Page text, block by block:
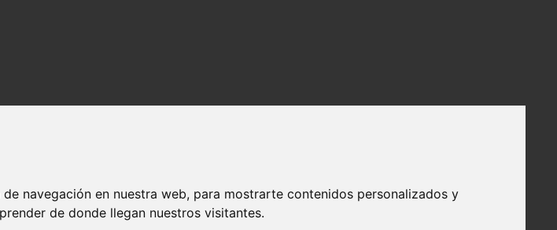
navegación en nuestra web, para mostrarte contenidos personalizados y
de donde llegan nuestros visitantes.